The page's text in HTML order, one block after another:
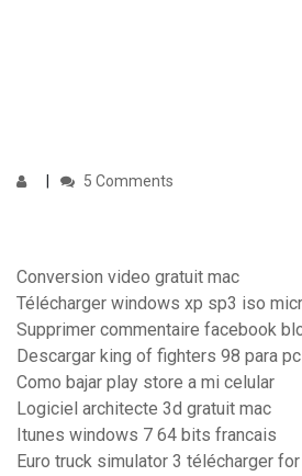
5 Comments
Conversion video gratuit mac
Télécharger windows xp sp3 iso
Supprimer commentaire facebook
Descargar king of fighters 98 para
Como bajar play store a mi celular
Logiciel architecte 3d gratuit mac
Itunes windows 7 64 bits francais
Euro truck simulator 3 télécharger